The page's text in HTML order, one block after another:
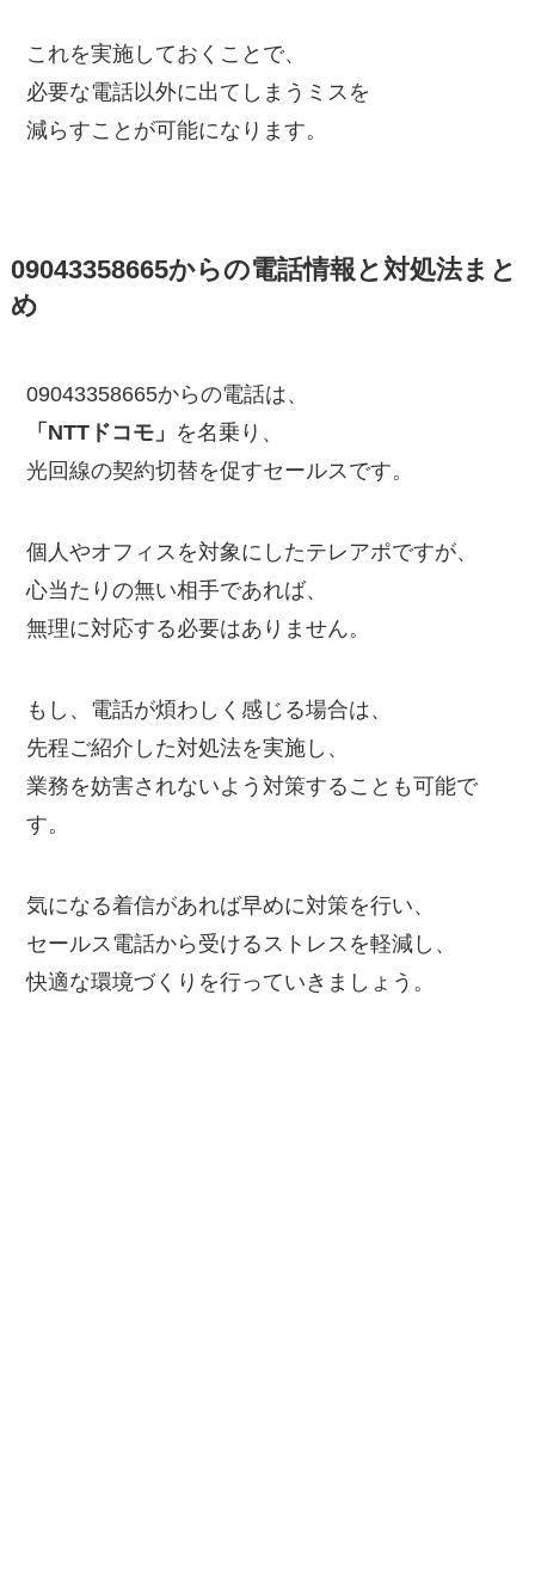
これを実施しておくことで、
必要な電話以外に出てしまうミスを
減らすことが可能になります。
09043358665からの電話情報と対処法まと
め
09043358665からの電話は、
「NTTドコモ」 を名乗り、
光回線の契約切替を促すセールスです。
個人やオフィスを対象にしたテレアポですが、
心当たりの無い相手であれば、
無理に対応する必要はありません。
もし、電話が煩わしく感じる場合は、
先程ご紹介した対処法を実施し、
業務を妨害されないよう対策することも可能で
す。
気になる着信があれば早めに対策を行い、
セールス電話から受けるストレスを軽減し、
快適な環境づくりを行っていきましょう。